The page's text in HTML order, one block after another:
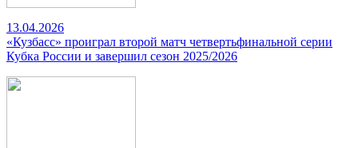
13.04.2026
«Кузбасс» проиграл второй матч четвертьфинальной серии
Кубка России и завершил сезон 2025/2026